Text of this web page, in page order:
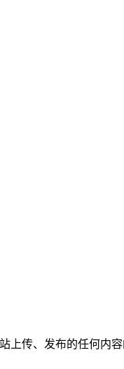
上传、发布的任何内